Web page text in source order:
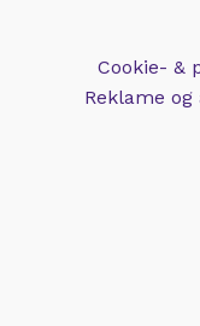
Cookie- &
Reklame